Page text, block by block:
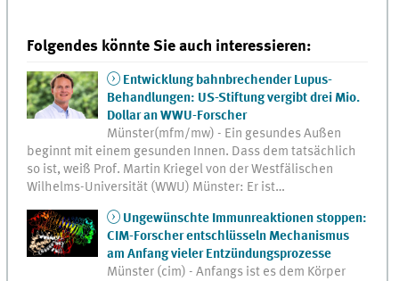
Folgendes könnte Sie auch interessieren:
Entwicklung bahnbrechender Lupus-
Behandlungen: US-Stiftung vergibt drei Mio.
Dollar an WWU-Forscher
Münster(mfm/mw) - Ein gesundes Außen
beginnt mit einem gesunden Innen. Dass dem tatsächlich
so ist, weiß Prof. Martin Kriegel von der Westfälischen
Wilhelms-Universität (WWU) Münster: Er ist…
Ungewünschte Immunreaktionen stoppen:
CIM-Forscher entschlüsseln Mechanismus
am Anfang vieler Entzündungsprozesse
Münster (cim) - Anfangs ist es dem Körper